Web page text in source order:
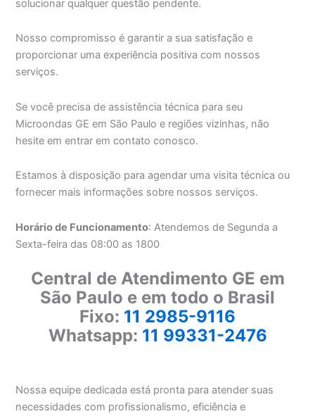
solucionar qualquer questão pendente.
Nosso compromisso é garantir a sua satisfação e
proporcionar uma experiência positiva com nossos
serviços.
Se você precisa de assistência técnica para seu
Microondas GE em São Paulo e regiões vizinhas, não
hesite em entrar em contato conosco.
Estamos à disposição para agendar uma visita técnica ou
fornecer mais informações sobre nossos serviços.
Horário de Funcionamento: Atendemos de Segunda a
Sexta-feira das 08:00 as 1800
Central de Atendimento GE em
São Paulo e em todo o Brasil
Fixo: 11 2985-9116
Whatsapp: 11 99331-2476
Nossa equipe dedicada está pronta para atender suas
necessidades com profissionalismo, eficiência e